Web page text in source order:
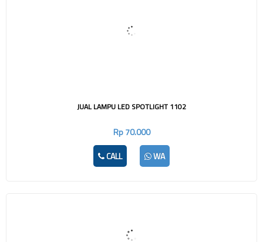
JUAL LAMPU LED SPOTLIGHT 1102
Rp 70.000
CALL
WA